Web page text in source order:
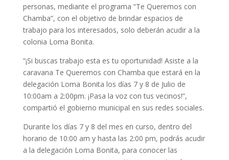
personas, mediante el programa “Te Queremos con
Chamba”, con el objetivo de brindar espacios de
trabajo para los interesados, solo deberán acudir a la
colonia Loma Bonita.
“¡Si buscas trabajo esta es tu oportunidad! Asiste a la
caravana Te Queremos con Chamba que estará en la
delegación Loma Bonita los días 7 y 8 de Julio de
10:00am a 2:00pm. ¡Pasa la voz con tus vecinos!”,
compartió el gobierno municipal en sus redes sociales.
Durante los días 7 y 8 del mes en curso, dentro del
horario de 10:00 am y hasta las 2:00 pm, podrás acudir
a la delegación Loma Bonita, para conocer las